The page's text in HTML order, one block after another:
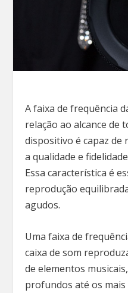
A faixa de frequência
relação ao alcance de
dispositivo é capaz
a qualidade e
Essa característica é
reprodução
agudos.
Uma faixa de
caixa de som
de elementos
profundos até os